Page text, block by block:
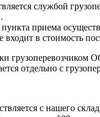
службой
пункта приема
в стоимость
грузоперевозчиком
отдельно с
с нашего